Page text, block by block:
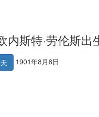
内斯特·劳伦斯出
1901年8月8日